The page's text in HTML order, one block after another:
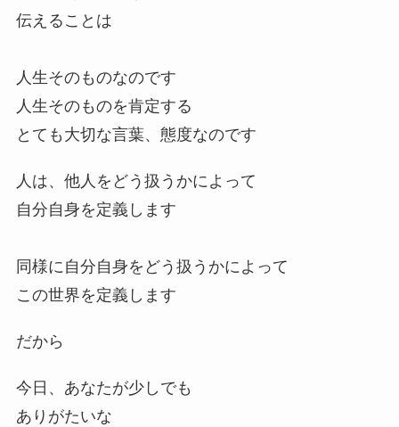
伝えることは
人生そのものなのです
人生そのものを肯定する
とても大切な言葉、態度なのです
人は、他人をどう扱うかによって
自分自身を定義します
同様に自分自身をどう扱うかによって
この世界を定義します
だから
今日、あなたが少しでも
ありがたいな